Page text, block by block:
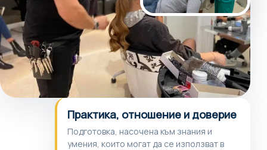
Практика, отношение и доверие
Подготовка, насочена към знания и
умения, които могат да се използват в